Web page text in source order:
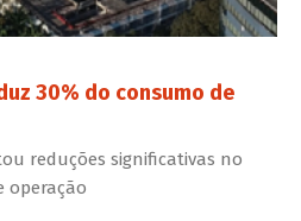
30% do consumo de
reduções significativas no
operação